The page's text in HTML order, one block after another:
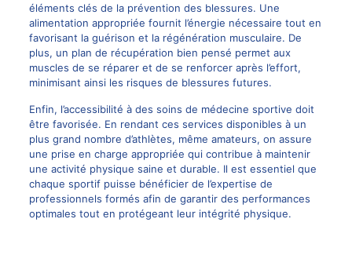
éléments clés de la prévention des blessures. Une
alimentation appropriée fournit l’énergie nécessaire tout en
favorisant la guérison et la régénération musculaire. De
plus, un plan de récupération bien pensé permet aux
muscles de se réparer et de se renforcer après l’effort,
minimisant ainsi les risques de blessures futures.
Enfin, l’accessibilité à des soins de médecine sportive doit
être favorisée. En rendant ces services disponibles à un
plus grand nombre d’athlètes, même amateurs, on assure
une prise en charge appropriée qui contribue à maintenir
une activité physique saine et durable. Il est essentiel que
chaque sportif puisse bénéficier de l’expertise de
professionnels formés afin de garantir des performances
optimales tout en protégeant leur intégrité physique.